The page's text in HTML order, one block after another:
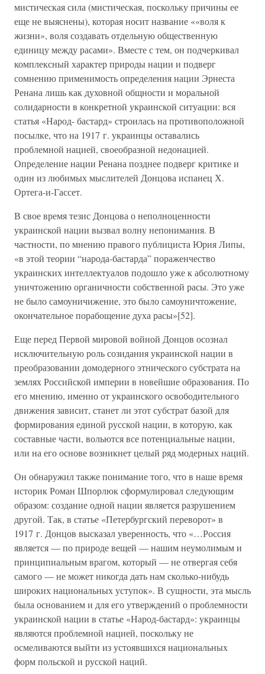
мистическая сила (мистическая, поскольку причины ее
еще не выяснены), которая носит название ««воля к
жизни», воля создавать отдельную общественную
единицу между расами». Вместе с тем, он подчеркивал
комплексный характер природы нации и подверг
сомнению применимость определения нации Эрнеста
Ренана лишь как духовной общности и моральной
солидарности в конкретной украинской ситуации: вся
статья «Народ- бастард» строилась на противоположной
посылке, что на 1917 г. украинцы оставались
проблемной нацией, своеобразной недонацией.
Определение нации Ренана позднее подверг критике и
один из любимых мыслителей Донцова испанец Х.
Ортега-и-Гассет.
В свое время тезис Донцова о неполноценности
украинской нации вызвал волну непонимания. В
частности, по мнению правого публициста Юрия Липы,
«в этой теории “народа-бастарда” пораженчество
украинских интеллектуалов подошло уже к абсолютному
уничтожению органичности собственной расы. Это уже
не было самоуничижение, это было самоуничтожение,
окончательное порабощение духа расы»[52].
Еще перед Первой мировой войной Донцов осознал
исключительную роль созидания украинской нации в
преобразовании домодерного этнического субстрата на
землях Российской империи в новейшие образования. По
его мнению, именно от украинского освободительного
движения зависит, станет ли этот субстрат базой для
формирования единой русской нации, в которую, как
составные части, вольются все потенциальные нации,
или на его основе возникнет целый ряд модерных наций.
Он обнаружил также понимание того, что в наше время
историк Роман Шпорлюк сформулировал следующим
образом: создание одной нации является разрушением
другой. Так, в статье «Петербургский переворот» в
1917 г. Донцов высказал уверенность, что «…Россия
является — по природе вещей — нашим неумолимым и
принципиальным врагом, который — не отвергая себя
самого — не может никогда дать нам сколько-нибудь
широких национальных уступок». В сущности, эта мысль
была основанием и для его утверждений о проблемности
украинской нации в статье «Народ-бастард»: украинцы
являются проблемной нацией, поскольку не
осмеливаются выйти из устоявшихся национальных
форм польской и русской наций.